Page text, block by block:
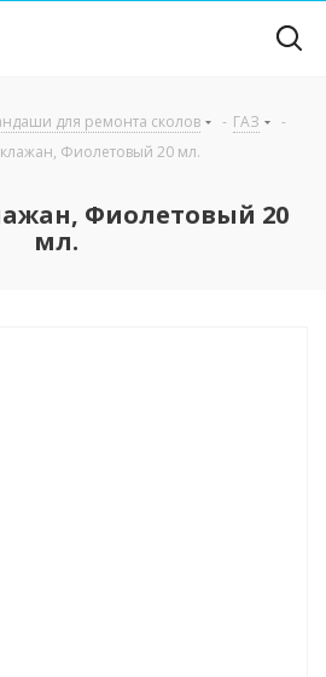
для ремонта сколов - ГАЗ
-
Фиолетовый 20 мл.
Фиолетовый 20
мл.